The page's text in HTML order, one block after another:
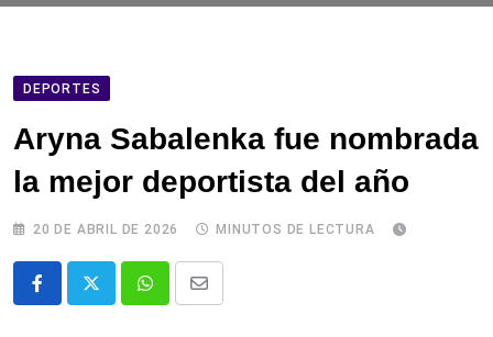
DEPORTES
Aryna Sabalenka fue nombrada
la mejor deportista del año
20 DE ABRIL DE 2026 MINUTOS DE LECTURA
WhatsappComparte